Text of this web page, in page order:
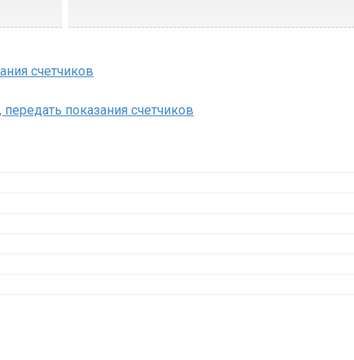
счетчиков
показания счетчиков